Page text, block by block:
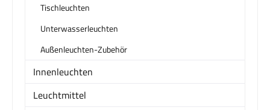
Tischleuchten
Unterwasserleuchten
Außenleuchten-Zubehör
Innenleuchten
Leuchtmittel